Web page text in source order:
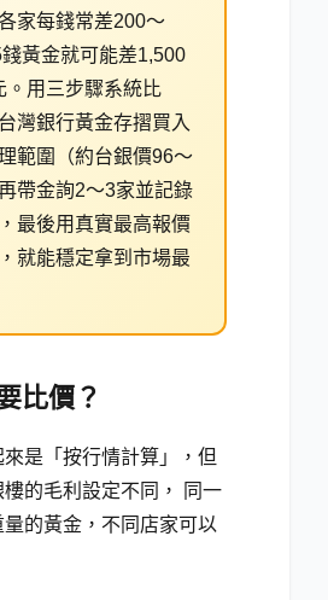
家每錢常差200～
黃金就可能差1,500
。用三步驟系統比
灣銀行黃金存摺買入
範圍（約台銀價96～
帶金詢2～3家並記錄
最後用真實最高報價
就能穩定拿到市場最
比價？
是「按行情計算」，但
的毛利設定不同， 同一
量的黃金，不同店家可以